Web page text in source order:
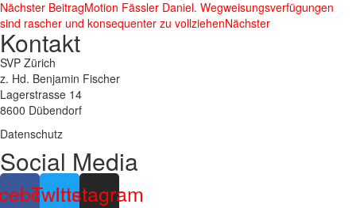
Nächster BeitragMotion Fässler Daniel. Wegweisungsverfügungen
sind rascher und konsequenter zu vollziehenNächster
Kontakt
SVP Zürich
z. Hd. Benjamin Fischer
Lagerstrasse 14
8600 Dübendorf
Datenschutz
Social Media
Twitter
Instagram